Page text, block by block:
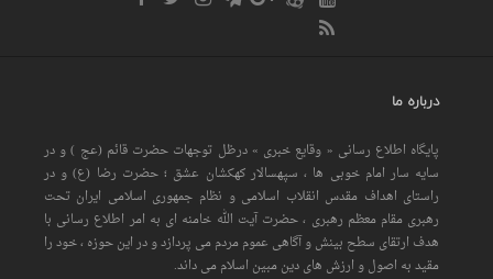
درباره ما
پایگاه اطلاع رسانی « وقایع خبری » درظل توجهات حضرت قائم (عج ) و در
سایه سار امام خوبی ها ، سپهسالار کهکشان عشق ؛ حضرت رضا (ع) و در
راستای اهداف مقدس انقلاب اسلامی و نظام جمهوری اسلامی ایران تحت
رهبری مقام معظم رهبری ، حضرت آیت الله خامنه ای به امر اطلاع رسانی با
هدف ارتقای سطح بینش و آگاهی عموم مردم می پردازد و در این حوزه ، خود را
مقید به اصول و ارزش های دین مبین اسلام می داند.